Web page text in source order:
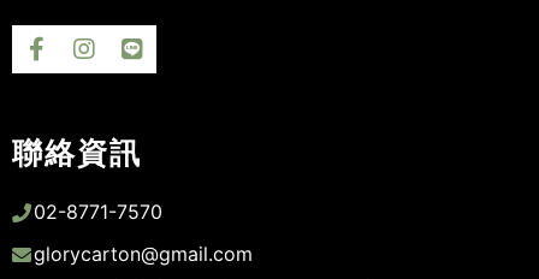
聯絡資訊
02-8771-7570
glorycarton@gmail.com